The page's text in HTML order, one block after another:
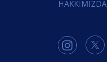
HAKKIMIZDA